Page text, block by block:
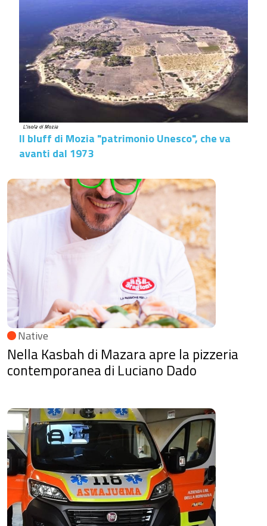
Il bluff di Mozia "patrimonio Unesco", che va
avanti dal 1973
Native
Nella Kasbah di Mazara apre la pizzeria
contemporanea di Luciano Dado